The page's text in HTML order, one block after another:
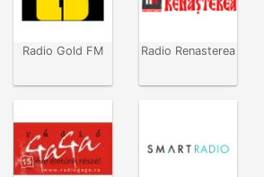
Radio Gold FM Radio Renasterea